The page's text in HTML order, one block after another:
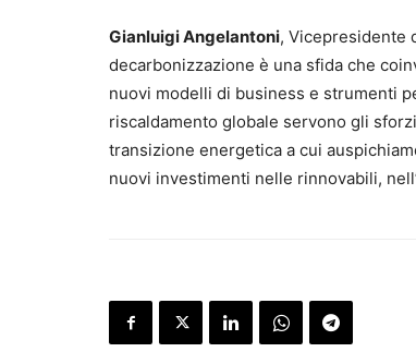
Gianluigi Angelantoni, Vicepresidente
decarbonizzazione è una sfida che
nuovi modelli di business e strumenti
riscaldamento globale servono gli
transizione energetica a cui
nuovi investimenti nelle rinnovabili,